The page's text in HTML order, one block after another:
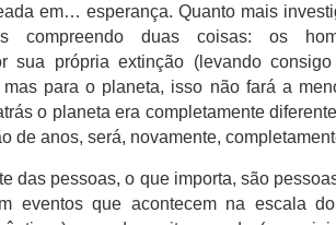
em… esperança. Quanto mais
compreendo duas coisas: os
sua própria extinção (levando
para o planeta, isso não fará a
o planeta era completamente
de anos, será, novamente,
das pessoas, o que importa, são
eventos que acontecem na escala